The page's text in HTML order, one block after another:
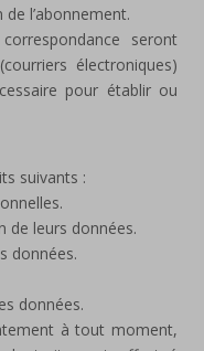
l’abonnement.
seront
électroniques)
pour établir ou
suivants :
de leurs données.
données.
données.
à tout moment,